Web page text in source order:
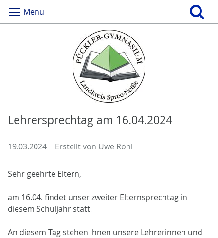
Menu
Lehrersprechtag am 16.04.2024
19.03.2024 Erstellt von Uwe Röhl
Sehr geehrte Eltern,
am 16.04. findet unser zweiter Elternsprechtag in
diesem Schuljahr statt.
An diesem Tag stehen Ihnen unsere Lehrerinnen und